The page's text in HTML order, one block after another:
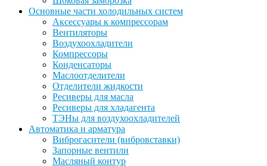
Основные части холодильных систем
Аксессуары к компрессорам
Вентиляторы
Воздухоохладители
Компрессоры
Конденсаторы
Маслоотделители
Отделители жидкости
Ресиверы для масла
Ресиверы для хладагента
ТЭНы для воздухоохладителей
Автоматика и арматура
Виброгасители (вибровставки)
Запорные вентили
Масляный контур